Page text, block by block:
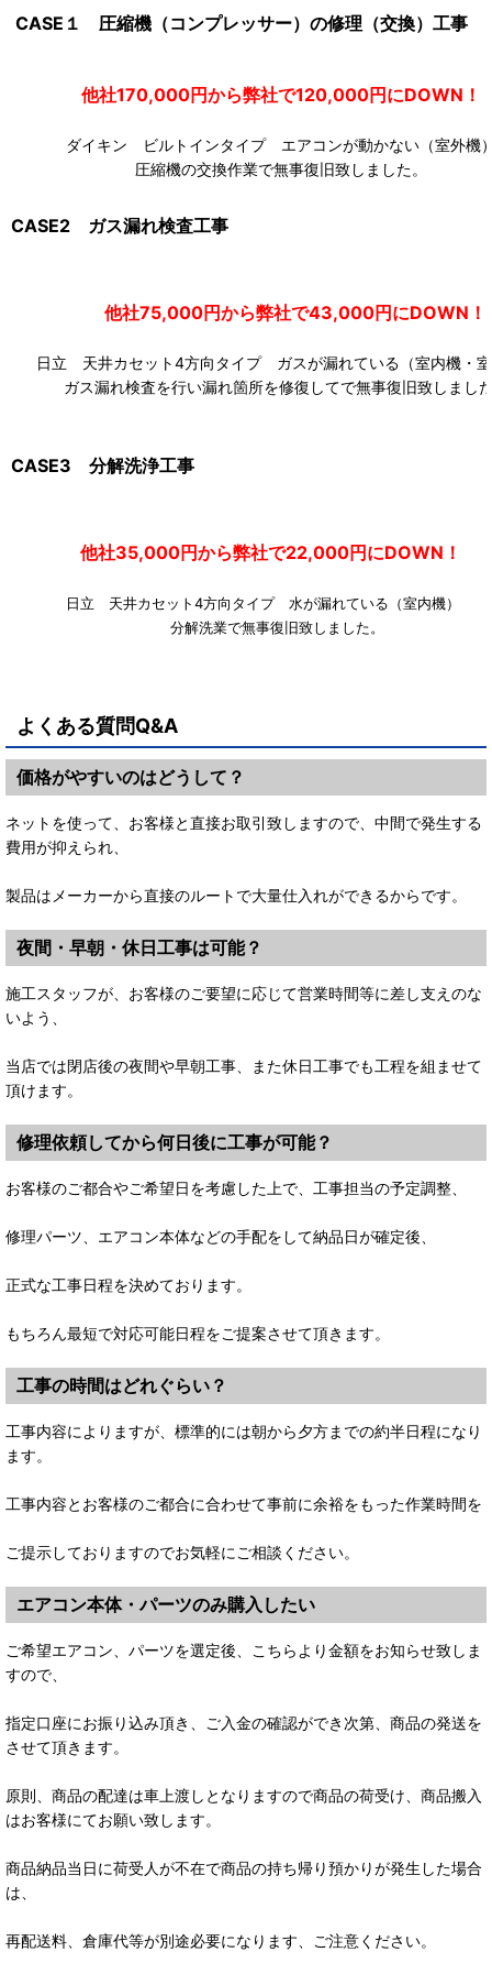
CASE１ 圧縮機（コンプレッサー）の修理（交換）工事
他社170,000円から弊社で120,000円に
ダイキン ビルトインタイプ エアコンが動かない（室外機
圧縮機の交換作業で無事復旧致しました。
CASE2 ガス漏れ検査工事
他社75,000円から弊社で43,000円にDOWN！
日立 天井カセット4方向タイプ ガスが漏れている（室内機・
ガス漏れ検査を行い漏れ箇所を修復してで無事復旧致しまし
CASE3 分解洗浄工事
他社35,000円から弊社で22,000円にDOWN！
日立 天井カセット4方向タイプ 水が漏れている（室内機
分解洗業で無事復旧致しました。
よくある質問Q&A
価格がやすいのはどうして？
ネットを使って、お客様と直接お取引致しますので、中間で発生する
費用が抑えられ、
製品はメーカーから直接のルートで大量仕入れができるからです。
夜間・早朝・休日工事は可能？
施工スタッフが、お客様のご要望に応じて営業時間等に差し支えのな
いよう、
当店では閉店後の夜間や早朝工事、また休日工事でも工程を組ませて
頂けます。
修理依頼してから何日後に工事が可能？
お客様のご都合やご希望日を考慮した上で、工事担当の予定調整、
修理パーツ、エアコン本体などの手配をして納品日が確定後、
正式な工事日程を決めております。
もちろん最短で対応可能日程をご提案させて頂きます。
工事の時間はどれぐらい？
工事内容によりますが、標準的には朝から夕方までの約半日程になり
ます。
工事内容とお客様のご都合に合わせて事前に余裕をもった作業時間を
ご提示しておりますのでお気軽にご相談ください。
エアコン本体・パーツのみ購入したい
ご希望エアコン、パーツを選定後、こちらより金額をお知らせ致しま
すので、
指定口座にお振り込み頂き、ご入金の確認ができ次第、商品の発送を
させて頂きます。
原則、商品の配達は車上渡しとなりますので商品の荷受け、商品搬入
はお客様にてお願い致します。
商品納品当日に荷受人が不在で商品の持ち帰り預かりが発生した場合
は、
再配送料、倉庫代等が別途必要になります、ご注意ください。